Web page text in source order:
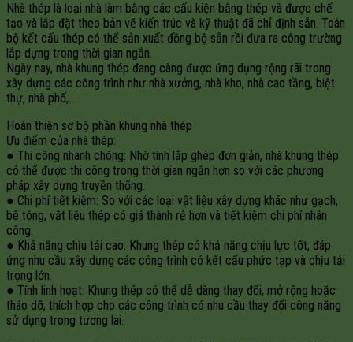
Nhà thép là loại nhà làm bằng các cấu kiện bằng thép và được chế
tạo và lắp đặt theo bản vẽ kiến trúc và kỹ thuật đã chỉ định sẵn. Toàn
bộ kết cấu thép có thể sản xuất đồng bộ sẵn rồi đưa ra công trường
lắp dựng trong thời gian ngắn.
Ngày nay, nhà khung thép đang càng được ứng dụng rộng rãi trong
xây dựng các công trình như nhà xưởng, nhà kho, nhà cao tầng, biệt
thự, nhà phố,…
Hoàn thiện sơ bộ phần khung nhà thép
Ưu điểm của nhà thép:
● Thi công nhanh chóng: Nhờ tính lắp ghép đơn giản, nhà khung thép
có thể được thi công trong thời gian ngắn hơn so với các phương
pháp xây dựng truyền thống.
● Chi phí tiết kiệm: So với các loại vật liệu xây dựng khác như gạch,
bê tông, vật liệu thép có giá thành rẻ hơn và tiết kiệm chi phí nhân
công.
● Khả năng chịu tải cao: Khung thép có khả năng chịu lực tốt, đáp
ứng nhu cầu xây dựng các công trình có kết cấu phức tạp và chịu tải
trọng lớn.
● Tính linh hoạt: Khung thép có thể dễ dàng thay đổi, mở rộng hoặc
tháo dỡ, thích hợp cho các công trình có nhu cầu thay đổi công năng
sử dụng trong tương lai.